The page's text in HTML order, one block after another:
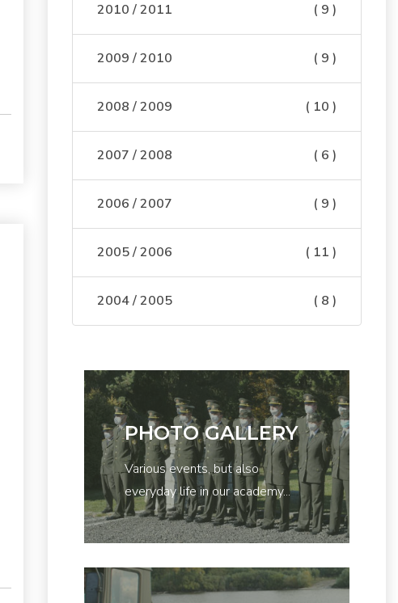
2010 / 2011 ( 9 )
2009 / 2010 ( 9 )
2008 / 2009 ( 10 )
2007 / 2008 ( 6 )
2006 / 2007 ( 9 )
2005 / 2006 ( 11 )
2004 / 2005 ( 8 )
PHOTO GALLERY
Various events, but also
everyday life in our academy...